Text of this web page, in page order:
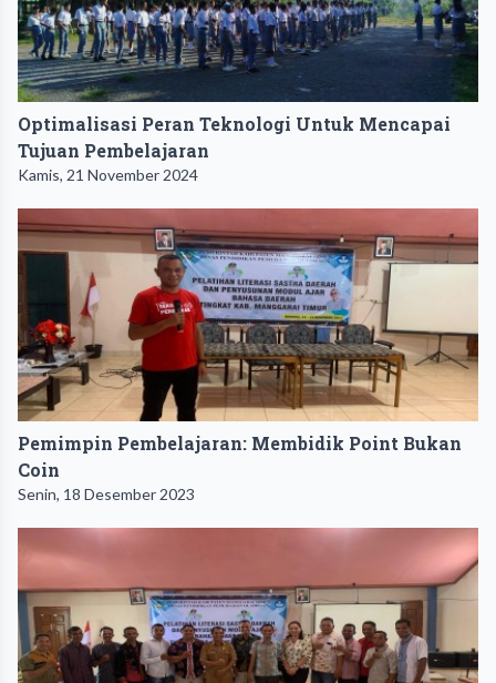
Optimalisasi Peran Teknologi Untuk Mencapai
Tujuan Pembelajaran
Kamis, 21 November 2024
Pemimpin Pembelajaran: Membidik Point Bukan
Coin
Senin, 18 Desember 2023